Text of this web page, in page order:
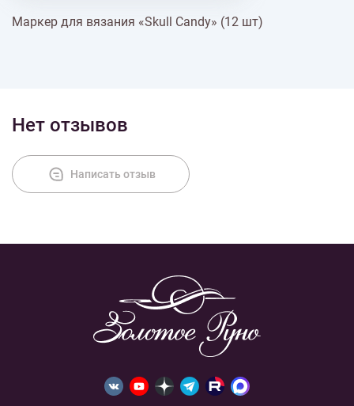
% Скидки
Маркер для вязания «Skull Candy» (12 шт)
Нет отзывов
Написать отзыв